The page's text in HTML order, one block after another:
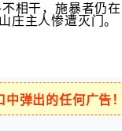
相干‌，施暴者仍在
主人惨遭灭门。
弹出的任何广告！